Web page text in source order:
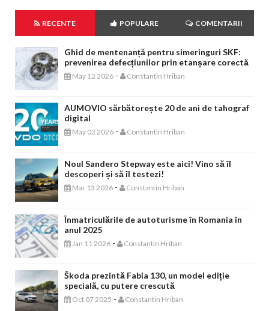
RECENTE POPULARE COMENTARII
Ghid de mentenanță pentru simeringuri SKF:
prevenirea defecțiunilor prin etanșare corectă
May 12 2026 - Constantin Hriban
AUMOVIO sărbătorește 20 de ani de tahograf
digital
May 02 2026 - Constantin Hriban
Noul Sandero Stepway este aici! Vino să îl
descoperi și să îl testezi!
Mar 13 2026 - Constantin Hriban
Înmatriculările de autoturisme în Romania în
anul 2025
Jan 11 2026 - Constantin Hriban
Škoda prezintă Fabia 130, un model ediție
specială, cu putere crescută
Oct 07 2025 - Constantin Hriban